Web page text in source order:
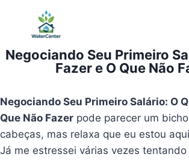
Conteúdo
Negociando Seu Primeiro
Fazer e O Que Não
Negociando Seu Primeiro Salário: O
Que Não Fazer pode parecer um
cabeças, mas relaxa que eu estou
Já me estressei várias vezes